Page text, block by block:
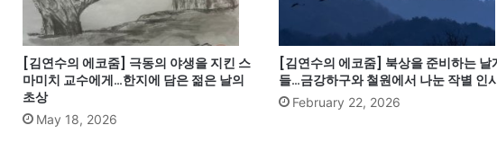
[김연수의 에코줌] 극동의 야생을 지킨 스
마미치 교수에게…한지에 담은 젊은 날의
초상
May 18, 2026
[김연수의 에코줌] 북상을 준비하는 날
들…금강하구와 철원에서 나눈 작별 인
February 22, 2026